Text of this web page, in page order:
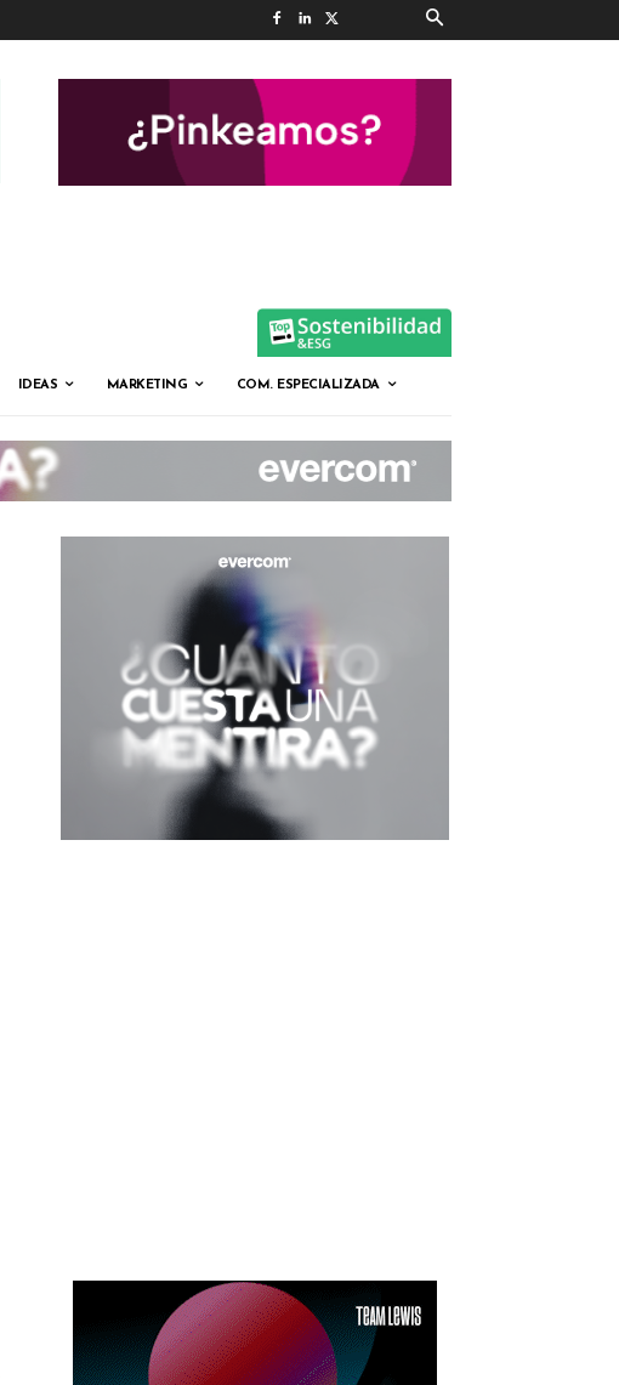
IDEAS MARKETING COM. ESPECIALIZADA